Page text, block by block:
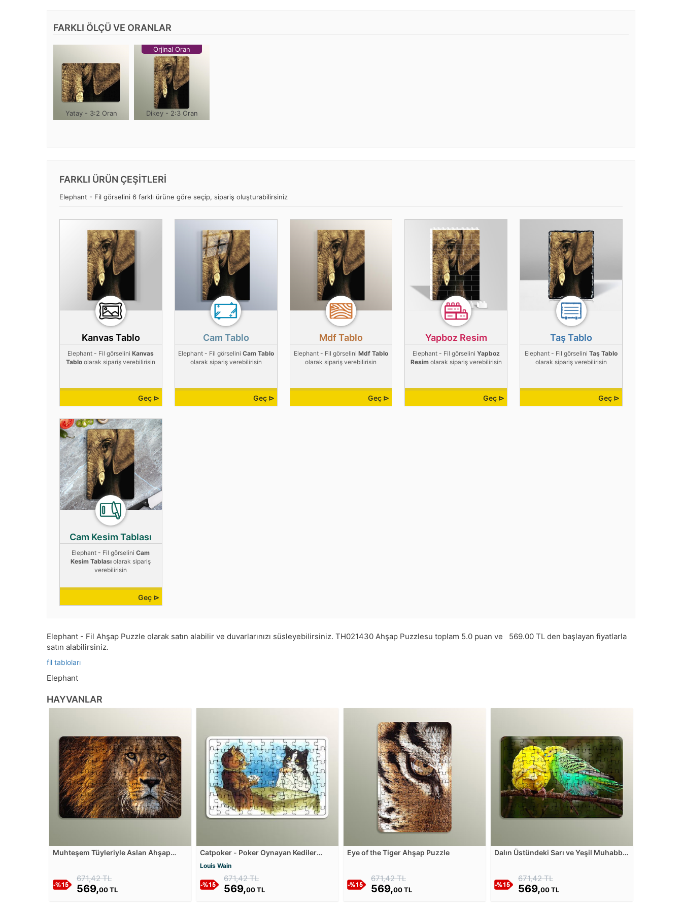
FARKLI ÖLÇÜ VE ORANLAR
Yatay - 3:2 Oran
Orjinal Oran
Dikey - 2:3 Oran
FARKLI ÜRÜN ÇEŞİTLERİ
Elephant - Fil görselini 6 farklı ürüne göre seçip, sipariş oluşturabilirsiniz
Kanvas Tablo
Elephant - Fil görseliniKanvas
Tablo olarak sipariş verebilirisin
Geç ⊳
Cam Tablo
Elephant - Fil görselini Cam Tablo
olarak sipariş verebilirisin
Geç ⊳
Mdf Tablo
Elephant - Fil görselini Mdf Tablo
olarak sipariş verebilirisin
Geç ⊳
Yapboz Resim
Elephant - Fil görselini Yapboz
Resimolarak sipariş verebilirisin
Geç ⊳
Taş Tablo
Elephant - Fil görseliniTaş Tablo
olarak sipariş verebilirisin
Geç ⊳
Cam Kesim Tablası
Elephant - Fil görseliniCam
Kesim Tablası olarak sipariş
verebilirisin
Geç ⊳
Elephant - Fil Ahşap Puzzle olarak satın alabilir ve duvarlarınızı süsleyebilirsiniz. TH021430 Ahşap Puzzlesu toplam 5.0 puan ve 569.00 TL den başlayan fiyatlarla
satın alabilirsiniz.
fil tabloları
Elephant
HAYVANLAR
Muhteşem Tüyleriyle Aslan Ahşap
671,42 TL
569,00 TL
Catpoker - Poker Oynayan Kediler
Ahşap Puzzle
Louis Wain
671,42 TL
569,00 TL
Eye of the Tiger Ahşap Puzzle
671,42 TL
569,00 TL
Dalın Üstündeki Sarı ve Yeşil Muhabbet
671,42 TL
569,00 TL